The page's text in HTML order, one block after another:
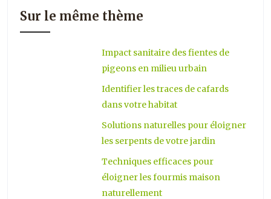
Sur le même thème
Impact sanitaire des fientes de
pigeons en milieu urbain
Identifier les traces de cafards
dans votre habitat
Solutions naturelles pour éloigner
les serpents de votre jardin
Techniques efficaces pour
éloigner les fourmis maison
naturellement